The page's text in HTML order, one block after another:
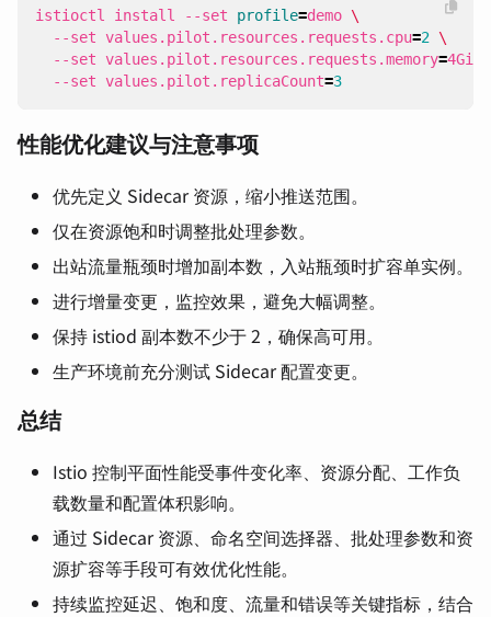
istioctl install --set profile=demo
  --set values.pilot.resources.requests.cpu
=2
  --set values.pilot.resources.requests.memory
=4Gi
  --set values.pilot.replicaCount
=3
性能优化建议与注意事项
优先定义 Sidecar 资源，缩小推送范围。
仅在资源饱和时调整批处理参数。
出站流量瓶颈时增加副本数，入站瓶颈时扩容单实例。
进行增量变更，监控效果，避免大幅调整。
保持 istiod 副本数不少于 2，确保高可用。
生产环境前充分测试 Sidecar 配置变更。
总结
Istio 控制平面性能受事件变化率、资源分配、工作负
载数量和配置体积影响。
通过 Sidecar 资源、命名空间选择器、批处理参数和资
源扩容等手段可有效优化性能。
持续监控延迟、饱和度、流量和错误等关键指标，结合